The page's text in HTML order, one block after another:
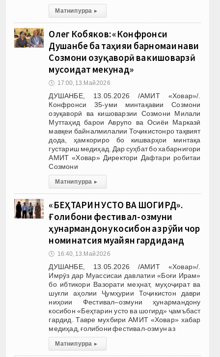
Матни пурра ▸
Олег Кобяков: «Конфронси
Душанбе ба таҳияи барномаи нави
Созмони озуқаворӣ ва кишоварзӣ
мусоидат мекунад»
🕔 17:00, 13.Май 2026
ДУШАНБЕ, 13.05.2026 /АМИТ «Ховар»/.
Конфронси 35-уми минтақавии Созмони
озуқаворӣ ва кишоварзии Созмони Милали
Муттаҳид барои Аврупо ва Осиёи Марказӣ
мавқеи байналмилалии Тоҷикистонро тақвият
дода, ҳамкориро бо кишварҳои минтақа
густариш медиҳад. Дар суҳбат бо хабарнигори
АМИТ «Ховар» Директори Дафтари робитаи
Созмони
Матни пурра ▸
«БЕҲТАРИН УСТО ВА ШОГИРД».
Ғолибони фестивал-озмуни
ҳунармандону косибон аз рӯйи чор
номинатсия муайян гардиданд
🕔 16:40, 13.Май 2026
ДУШАНБЕ, 13.05.2026 /АМИТ «Ховар»/.
Имрӯз дар Муассисаи давлатии «Боғи Ирам»
бо ибтикори Вазорати меҳнат, муҳоҷират ва
шуғли аҳолии Ҷумҳурии Тоҷикистон даври
ниҳоии Фестивал–озмуни ҳунармандону
косибон «Беҳтарин усто ва шогирд» ҷамъбаст
гардид. Тавре мухбири АМИТ «Ховар» хабар
медиҳад, ғолибони фестивал-озмун аз
Матни пурра ▸